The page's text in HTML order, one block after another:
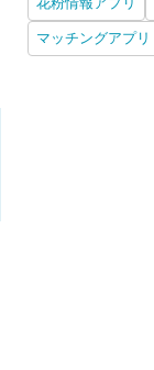
マッチングアプリ